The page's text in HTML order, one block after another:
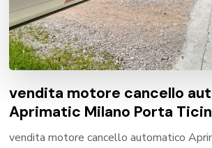
vendita motore cancello
Aprimatic Milano Porta
vendita motore cancello automatico